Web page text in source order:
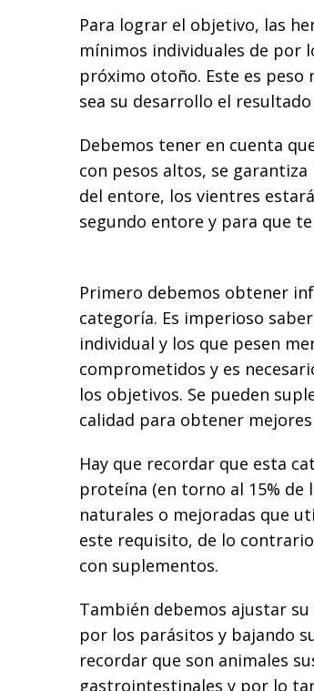
Para lograr el objetivo, las
mínimos individuales de por
próximo otoño. Este es
sea su desarrollo el
Debemos tener en cuenta
con pesos altos, se
del entore, los vientres
segundo entore y para que
Primero debemos obtener
categoría. Es imperioso
individual y los que pesen
comprometidos y es
los objetivos. Se pueden
calidad para obtener
Hay que recordar que esta
proteína (en torno al 15%
naturales o mejoradas que
este requisito, de lo
con suplementos.
También debemos ajustar
por los parásitos y bajando
recordar que son animales
gastrointestinales y por lo